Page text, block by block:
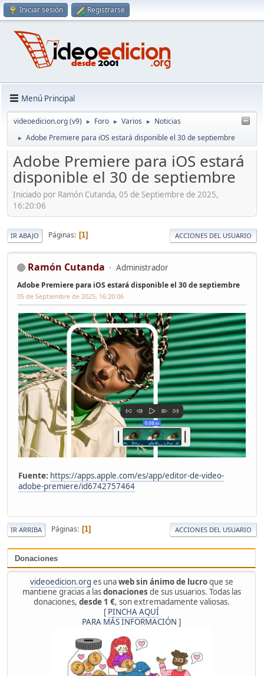
Iniciar sesión Registrarse
Menú Principal
videoedicion.org (v9) ► Foro ► Varios ► Noticias
► Adobe Premiere para iOS estará disponible el 30 de septiembre
Donaciones
videoedicion.org es unaweb sin ánimo de lucroque se
mantiene gracias a lasdonaciones de sus usuarios. Todas las
donaciones, desde 1 €, son extremadamente valiosas.
[ PINCHA AQUÍ
PARA MÁS INFORMACIÓN ]
Adobe Premiere para iOS estará
disponible el 30 de septiembre
Iniciado por Ramón Cutanda, 05 de Septiembre de 2025,
16:20:06
IR ABAJO Páginas 1 ACCIONES DEL USUARIO
Ramón Cutanda Administrador
Adobe Premiere para iOS estará disponible el 30 de septiembre
05 de Septiembre de 2025, 16:20:06
Fuente: https://apps.apple.com/es/app/editor-de-video-
adobe-premiere/id6742757464
IR ARRIBA Páginas 1 ACCIONES DEL USUARIO